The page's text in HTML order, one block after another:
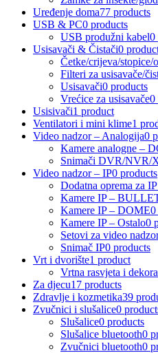
Uređenje doma77 products
USB & PC0 products
USB produžni kabel0
Usisavači & Čistači0
Četke/crijeva/stopice/
Filteri za usisavače/
Usisavači0 products
Vrećice za usisavače0
Usisivači1 product
Ventilatori i mini klime1
Video nadzor – Analogija0
Kamere analogne –
Snimači DVR/NVR/
Video nadzor – IP0 products
Dodatna oprema za
Kamere IP –
Kamere IP – DOME0
Kamere IP – Ostalo0
Setovi za video
Snimač IP0 products
Vrt i dvorište1 product
Vrtna rasvjeta i
Za djecu17 products
Zdravlje i kozmetika39
Zvučnici i slušalice0
Slušalice0 products
Slušalice bluetooth0
Zvučnici bluetooth0